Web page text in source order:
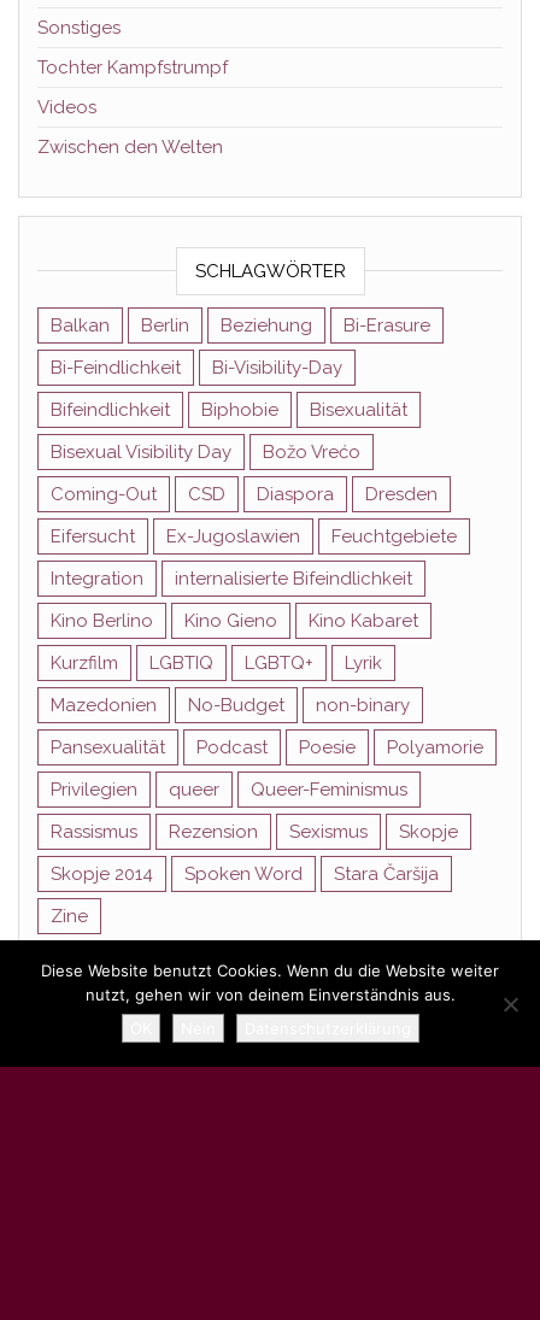
Sonstiges
Tochter Kampfstrumpf
Videos
Zwischen den Welten
SCHLAGWÖRTER
Balkan Berlin Beziehung
Bi-Erasure
Bi-Feindlichkeit
Bi-Visibility-Day
Bifeindlichkeit
Biphobie
Bisexualität
Bisexual Visibility Day
Božo Vrećo
Coming-Out
CSD Diaspora
Dresden
Eifersucht
Ex-Jugoslawien
Feuchtgebiete
Integration
internalisierte Bifeindlichkeit
Kino Berlino
Kino Gieno
Kino Kabaret
Kurzfilm
LGBTIQ LGBTQ+
Lyrik
Mazedonien
No-Budget
non-binary
Pansexualität
Podcast Poesie
Polyamorie
Privilegien
queer
Queer-Feminismus
Rassismus
Rezension Sexismus
Skopje
Skopje 2014
Spoken Word
Stara Čaršija
Zine
Stolz präsentiert von WordPress |Theme:Head Blog
Diese Website benutzt Cookies. Wenn du die Website weiter
nutzt, gehen wir von deinem Einverständnis aus.